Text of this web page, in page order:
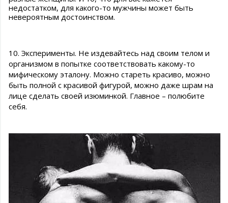
недостатком, для какого-то мужчины может быть
невероятным достоинством.
10. Эксперименты. Не издевайтесь над своим телом и
организмом в попытке соответствовать какому-то
мифическому эталону. Можно стареть красиво, можно
быть полной с красивой фигурой, можно даже шрам на
лице сделать своей изюминкой. Главное – полюбите
себя.